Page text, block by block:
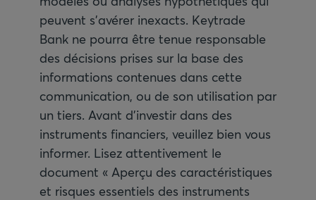
peuvent s’avérer inexacts. Keytrade
Bank ne pourra être tenue responsable
des décisions prises sur la base des
informations contenues dans cette
communication, ou de son utilisation par
un tiers. Avant d’investir dans des
instruments financiers, veuillez bien vous
informer. Lisez attentivement le
document « Aperçu des caractéristiques
et risques essentiels des instruments